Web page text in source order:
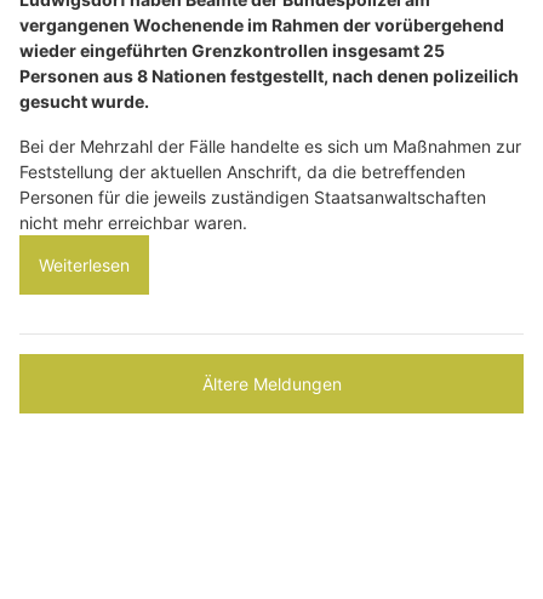
vergangenen Wochenende im Rahmen der vorübergehend
wieder eingeführten Grenzkontrollen insgesamt 25
Personen aus 8 Nationen festgestellt, nach denen polizeilich
gesucht wurde.
Bei der Mehrzahl der Fälle handelte es sich um Maßnahmen zur
Feststellung der aktuellen Anschrift, da die betreffenden
Personen für die jeweils zuständigen Staatsanwaltschaften
nicht mehr erreichbar waren.
Weiterlesen
Ältere Meldungen